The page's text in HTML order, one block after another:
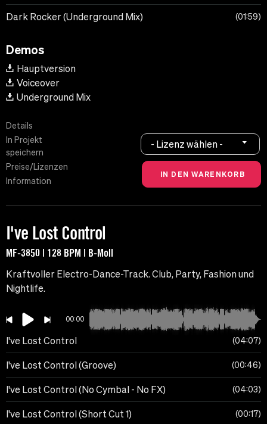
Dark Rocker (Underground Mix) 01:59
Demos
Hauptversion
Voiceover
Underground Mix
Details
In Projekt
speichern
Preise/Lizenzen
Information
- Lizenz wählen -
I've Lost Control
MF-3850 | 128 BPM | B-Moll
Kraftvoller Electro-Dance-Track. Club, Party, Fashion und
Nightlife.
00:00
I've Lost Control 04:07
I've Lost Control (Groove) 00:46
I've Lost Control (No Cymbal - No FX) 04:03
I've Lost Control (Short Cut 1) 00:17